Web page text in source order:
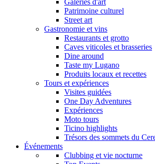
Galeries d'art
Patrimoine culturel
Street art
Gastronomie et vins
Restaurants et grotto
Caves viticoles et brasseries
Dine around
Taste my Lugano
Produits locaux et recettes
Tours et expériences
Visites guidées
One Day Adventures
Expériences
Moto tours
Ticino highlights
Trésors des sommets du
Événements
Clubbing et vie nocturne